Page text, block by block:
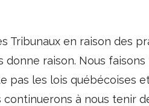
Tribunaux en raison des
raison. Nous faisons
pas les lois québécoises
à nous tenir